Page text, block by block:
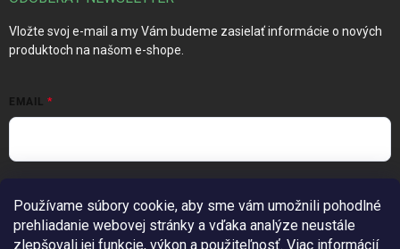
Používame súbory cookie, aby sme vám umožnili pohodlné
prehliadanie webovej stránky a vďaka analýze neustále
zlepšovali jej funkcie, výkon a použiteľnosť. Viac informácií
Vložte svoj e-mail a my Vám budeme zasielať informácie o nových
produktoch na našom e-shope.
EMAIL
údajov
Prihlásiť sa